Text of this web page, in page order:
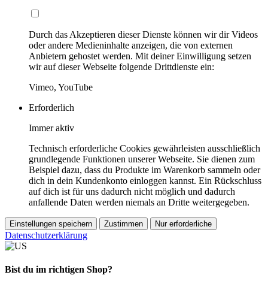
Durch das Akzeptieren dieser Dienste können wir dir Videos
oder andere Medieninhalte anzeigen, die von externen
Anbietern gehostet werden. Mit deiner Einwilligung setzen
wir auf dieser Webseite folgende Drittdienste ein:
Vimeo, YouTube
Erforderlich
Immer aktiv
Technisch erforderliche Cookies gewährleisten ausschließlich
grundlegende Funktionen unserer Webseite. Sie dienen zum
Beispiel dazu, dass du Produkte im Warenkorb sammeln oder
dich in dein Kundenkonto einloggen kannst. Ein Rückschluss
auf dich ist für uns dadurch nicht möglich und dadurch
anfallende Daten werden niemals an Dritte weitergegeben.
Einstellungen speichern Zustimmen Nur erforderliche
Datenschutzerklärung
Bist du im richtigen Shop?